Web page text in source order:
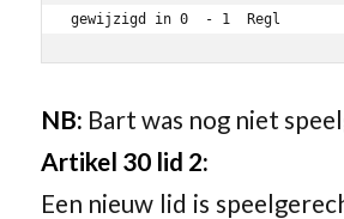
gewijzigd in 0  - 1  Regl
NB: Bart was nog niet
Artikel 30 lid 2:
Een nieuw lid is